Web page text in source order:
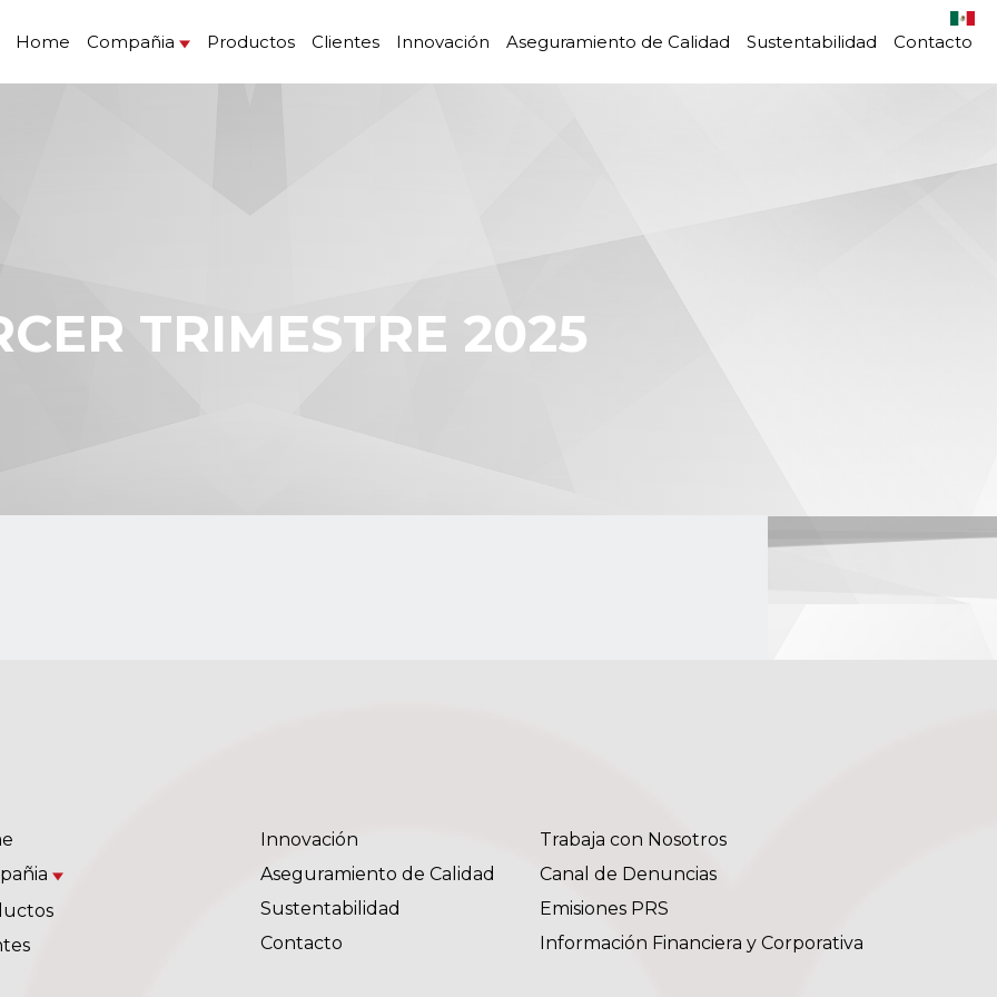
Home Compañia Productos Clientes Innovación Aseguramiento de Calidad Sustentabilidad Contacto
TRIMESTRE 2025
Innovación
Aseguramiento de Calidad
Sustentabilidad
Contacto
Trabaja con Nosotros
Canal de Denuncias
Emisiones PRS
Información Financiera y Corporativa